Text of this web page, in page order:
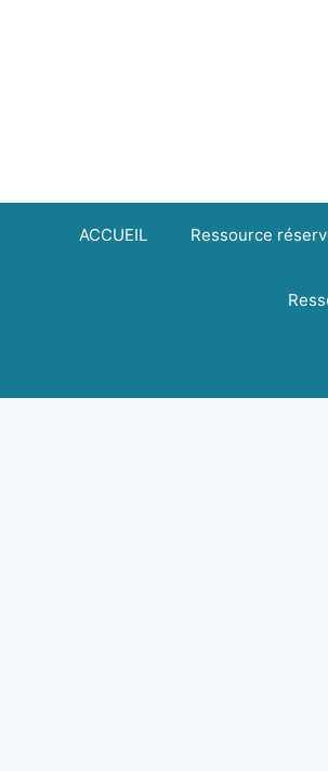
ACCUEIL Ressource